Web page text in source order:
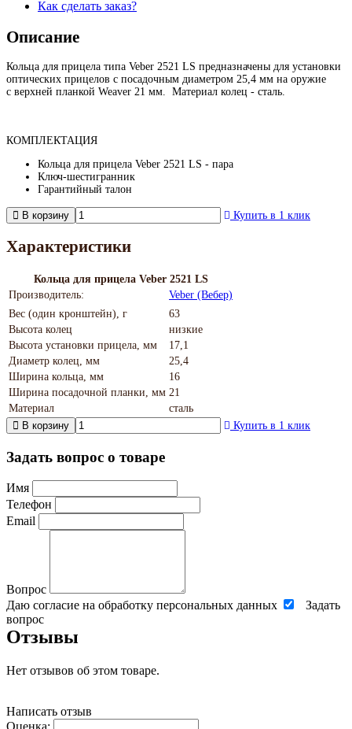
Как сделать заказ?
Описание
Кольца для прицела типа Veber 2521 LS предназначены для установки
оптических прицелов с посадочным диаметром 25,4 мм на оружие
с верхней планкой Weaver 21 мм. Материал колец - сталь.
КОМПЛЕКТАЦИЯ
Кольца для прицела Veber 2521 LS - пара
Ключ-шестигранник
Гарантийный талон
В корзину Купить в 1 клик
Характеристики
Кольца для прицела Veber 2521 LS
Производитель:
Veber (Вебер)
Вес (один кронштейн), г
63
Высота колец
низкие
Высота установки прицела, мм
17,1
Диаметр колец, мм
25,4
Ширина кольца, мм
16
Ширина посадочной планки, мм 21
Материал
сталь
В корзину
Купить в 1 клик
Задать вопрос о товаре
Имя
Телефон
Email
Вопрос
Даю согласие на обработку персональных данных
Задать
вопрос
Отзывы
Нет отзывов об этом товаре.
Написать отзыв